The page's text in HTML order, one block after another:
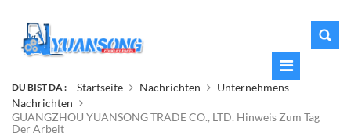
DU BIST DA : Startseite Nachrichten
Unternehmens
Nachrichten
GUANGZHOU YUANSONG TRADE CO., LTD. Hinweis Zum Tag
Der Arbeit